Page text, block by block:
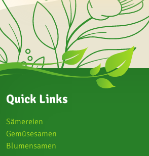
Quick Links
Sämereien
Gemüsesamen
Blumensamen